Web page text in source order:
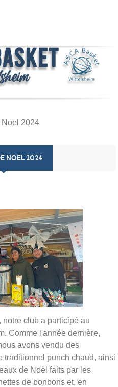
Noel 2024
NOEL 2024
notre club a participé au
Comme l'année dernière,
avons vendu des
traditionnel punch chaud, ainsi
de Noël faits par les
de bonbons et, en